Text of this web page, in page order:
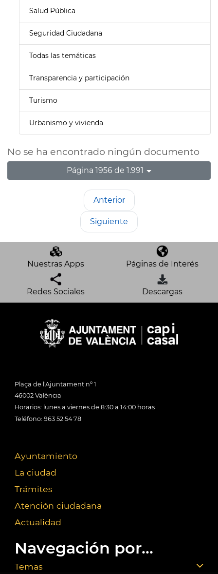
Salud Pública
Seguridad Ciudadana
Todas las temáticas
Transparencia y participación
Turismo
Urbanismo y vivienda
No se ha encontrado ningún documento
Página 1956 de 1.991
Anterior
Siguiente
Nuestras Apps Páginas de Interés
Redes Sociales Descargas
Plaça de l'Ajuntament nº 1
46002 València
Horarios: lunes a viernes de 8:30 a 14:00 horas
Teléfono: 963 52 54 78
Ayuntamiento
La ciudad
Trámites
Atención ciudadana
Actualidad
Navegación por...
Temas